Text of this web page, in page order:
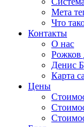
Мета
Что
Контакты
О нас
Рожков
Денис
Карта
Цены